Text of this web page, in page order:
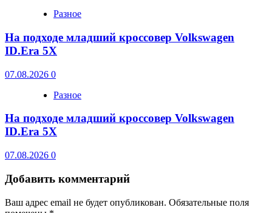
Разное
На подходе младший кроссовер Volkswagen
ID.Era 5X
07.08.2026 0
Разное
На подходе младший кроссовер Volkswagen
ID.Era 5X
07.08.2026 0
Добавить комментарий
Ваш адрес email не будет опубликован. Обязательные поля